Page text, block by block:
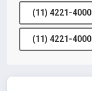
(11) 4221-4000
(11) 4221-4000